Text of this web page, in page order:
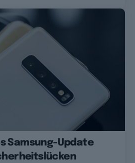
Samsung-Update